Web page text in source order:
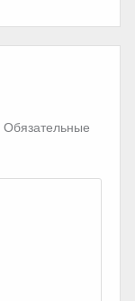
Обязательные